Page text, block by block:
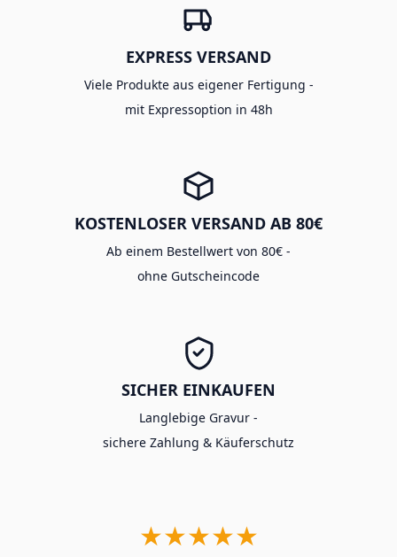
EXPRESS VERSAND
Viele Produkte aus eigener Fertigung -
mit Expressoption in 48h
KOSTENLOSER VERSAND AB 80€
Ab einem Bestellwert von 80€ -
ohne Gutscheincode
SICHER EINKAUFEN
Langlebige Gravur -
sichere Zahlung & Käuferschutz
★★★★★